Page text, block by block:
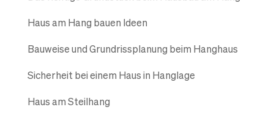
Haus am Hang bauen Ideen
Bauweise und Grundrissplanung beim Hanghaus
Sicherheit bei einem Haus in Hanglage
Haus am Steilhang